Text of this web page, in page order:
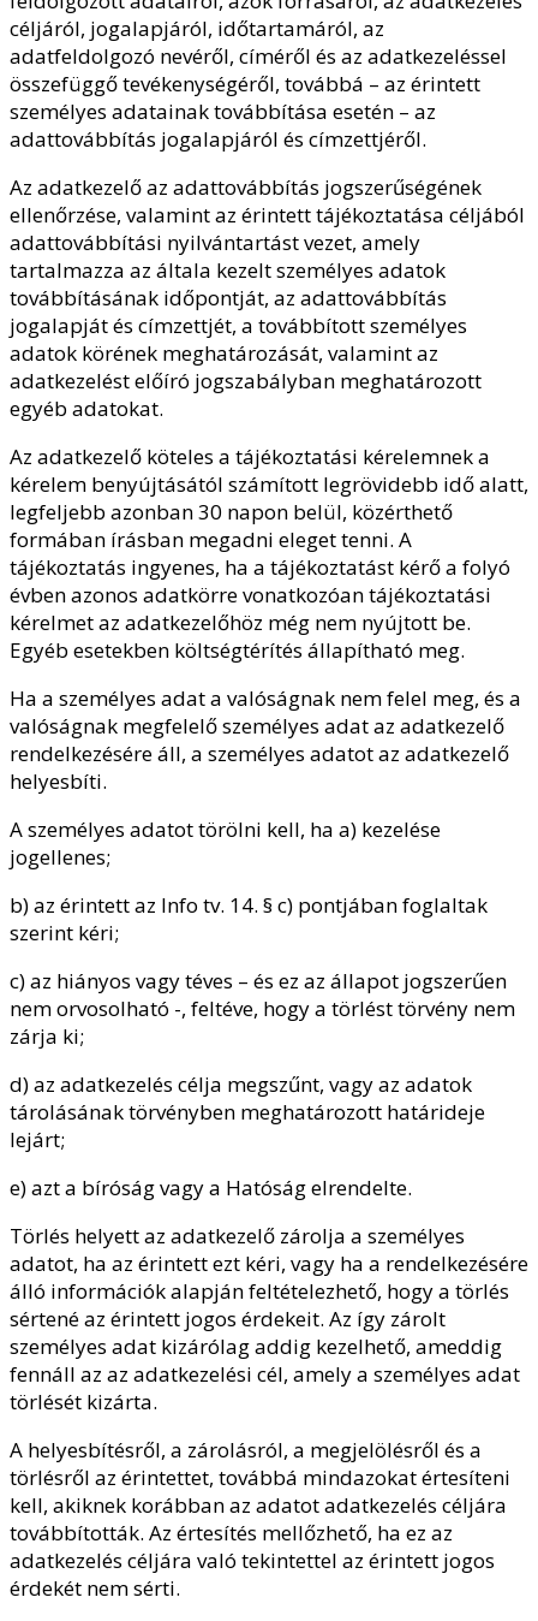
céljáról, jogalapjáról, időtartamáról, az
adatfeldolgozó nevéről, címéről és az adatkezeléssel
összefüggő tevékenységéről, továbbá – az érintett
személyes adatainak továbbítása esetén – az
adattovábbítás jogalapjáról és címzettjéről.
Az adatkezelő az adattovábbítás jogszerűségének
ellenőrzése, valamint az érintett tájékoztatása céljából
adattovábbítási nyilvántartást vezet, amely
tartalmazza az általa kezelt személyes adatok
továbbításának időpontját, az adattovábbítás
jogalapját és címzettjét, a továbbított személyes
adatok körének meghatározását, valamint az
adatkezelést előíró jogszabályban meghatározott
egyéb adatokat.
Az adatkezelő köteles a tájékoztatási kérelemnek a
kérelem benyújtásától számított legrövidebb idő alatt,
legfeljebb azonban 30 napon belül, közérthető
formában írásban megadni eleget tenni. A
tájékoztatás ingyenes, ha a tájékoztatást kérő a folyó
évben azonos adatkörre vonatkozóan tájékoztatási
kérelmet az adatkezelőhöz még nem nyújtott be.
Egyéb esetekben költségtérítés állapítható meg.
Ha a személyes adat a valóságnak nem felel meg, és a
valóságnak megfelelő személyes adat az adatkezelő
rendelkezésére áll, a személyes adatot az adatkezelő
helyesbíti.
A személyes adatot törölni kell, ha a) kezelése
jogellenes;
b) az érintett az Info tv. 14. § c) pontjában foglaltak
szerint kéri;
c) az hiányos vagy téves – és ez az állapot jogszerűen
nem orvosolható -, feltéve, hogy a törlést törvény nem
zárja ki;
d) az adatkezelés célja megszűnt, vagy az adatok
tárolásának törvényben meghatározott határideje
lejárt;
e) azt a bíróság vagy a Hatóság elrendelte.
Törlés helyett az adatkezelő zárolja a személyes
adatot, ha az érintett ezt kéri, vagy ha a rendelkezésére
álló információk alapján feltételezhető, hogy a törlés
sértené az érintett jogos érdekeit. Az így zárolt
személyes adat kizárólag addig kezelhető, ameddig
fennáll az az adatkezelési cél, amely a személyes adat
törlését kizárta.
A helyesbítésről, a zárolásról, a megjelölésről és a
törlésről az érintettet, továbbá mindazokat értesíteni
kell, akiknek korábban az adatot adatkezelés céljára
továbbították. Az értesítés mellőzhető, ha ez az
adatkezelés céljára való tekintettel az érintett jogos
érdekét nem sérti.